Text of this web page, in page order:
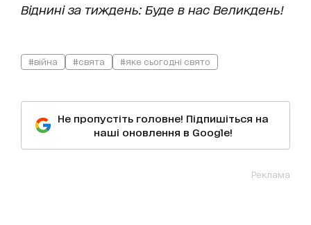
Віднині за тиждень: Буде в нас Великдень!
#війна #свята #яке сьогодні свято
Не пропустіть головне! Підпишіться на
наші оновлення в Google!
Реклама